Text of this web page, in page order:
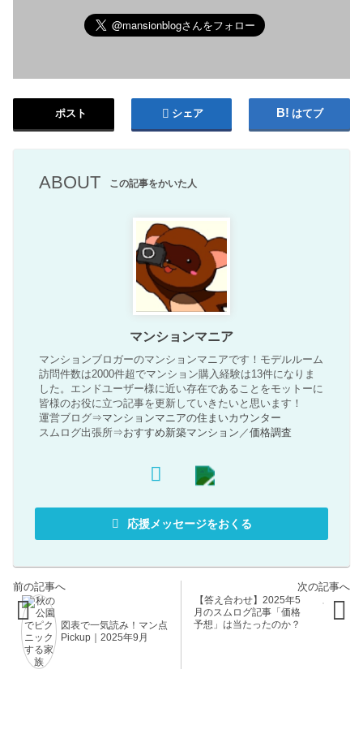
ポスト シェア はてブ
ABOUT この記事をかいた人
マンションマニア
マンションブロガーのマンションマニアです！モデルルーム
訪問件数は2000件超でマンション購入経験は13件になりま
した。エンドユーザー様に近い存在であることをモットーに
皆様のお役に立つ記事を更新していきたいと思います！
運営ブログ⇒マンションマニアの住まいカウンター
スムログ出張所⇒おすすめ新築マンション ／価格調査
応援メッセージをおくる
図表で一気読み！マン点
Pickup｜2025年9月
【答え合わせ】2025年5
月のスムログ記事「価格
予想」は当たったのか？